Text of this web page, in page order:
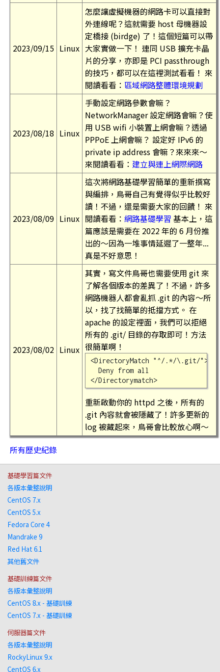
2023/09/15 Linux
怎麼讓虛擬機器的網路卡可以直接對
外連線呢？這就需要 host 母機器設
定橋接 (birdge) 了！這個短篇可以帶
大家實做一下！ 連同 USB 擴充卡晶
片的分享，亦即是 PCI passthrough
的技巧，都可以在這裡測試看看！ 來
閱讀看看： 區域網路整體環境規劃
2023/08/18 Linux
手動設定網路參數會嘛？
NetworkManager 設定網路會嘛？使
用 USB wifi 小裝置上網會嘛？透過
PPPoE 上網會嘛？ 設定好 IPv6 的
private ip address 會嘛？來來來～
來閱讀看看： 建立與連上網際網路
2023/08/09 Linux
這次將網路基礎學習簡單的重新撰寫
與編排，鳥哥自己有覺得似乎比較好
讀！不過，還是需要大家的回饋！ 來
閱讀看看： 網路基礎學習 基本上，這
篇應該是需要在 2022 年的 6 月份推
出的～因為一堆事情延遲了一整年...
真是不好意思！
2023/08/02 Linux
其實，寫文件鳥哥也需要使用 git 來
了解各個版本的差異了！不過，許多
網路機器人都會亂抓 .git 的內容～所
以，找了找簡單的抵擋方式。 在
apache 的設定裡面，我們可以拒絕
所有的 .git/ 目錄的存取即可！方法
很簡單啊！
<DirectoryMatch "^/.*/\.git/">
  Deny from all
重新啟動你的 httpd 之後，所有的
.git 內容就會被隱藏了！許多更新的
log 被藏起來，鳥哥會比較放心啊～
所有歷史紀錄
基礎學習篇文件
各版本彙整說明
CentOS 7.x
CentOS 5.x
Fedora Core 4
Mandrake 9
Red Hat 6.1
其他舊文件
基礎訓練篇文件
各版本彙整說明
CentOS 8.x - 基礎訓練
CentOS 7.x - 基礎訓練
伺服器篇文件
各版本彙整說明
RockyLinux 9.x
CentOS 6.x